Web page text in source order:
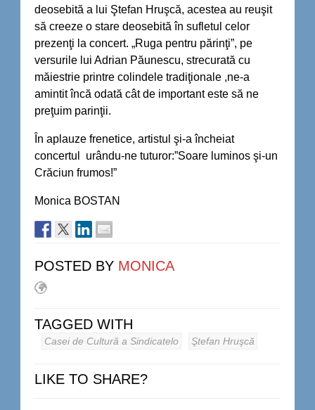
deosebită a lui Ştefan Hruşcă, acestea au reuşit
să creeze o stare deosebită în sufletul celor
prezenţi la concert. „Ruga pentru părinţi”, pe
versurile lui Adrian Păunescu, strecurată cu
măiestrie printre colindele tradiţionale ,ne-a
amintit încă odată cât de important este să ne
preţuim parinţii.
În aplauze frenetice, artistul şi-a încheiat
concertul urându-ne tuturor:”Soare luminos şi-un
Crăciun frumos!”
Monica BOSTAN
POSTED BY MONICA
TAGGED WITH
Casei de Cultură a Sindicatelo Ştefan Hruşcă
LIKE TO SHARE?